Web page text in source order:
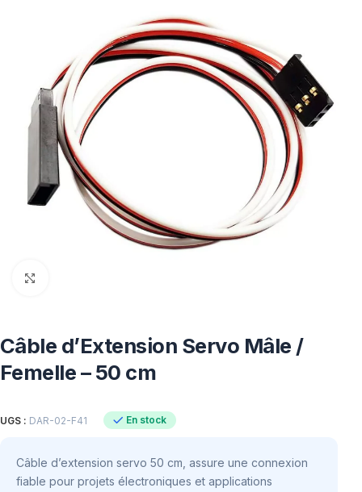
Câble d’Extension Servo Mâle /
Femelle – 50 cm
UGS : DAR-02-F41 En stock
Câble d’extension servo 50 cm, assure une connexion
fiable pour projets électroniques et applications